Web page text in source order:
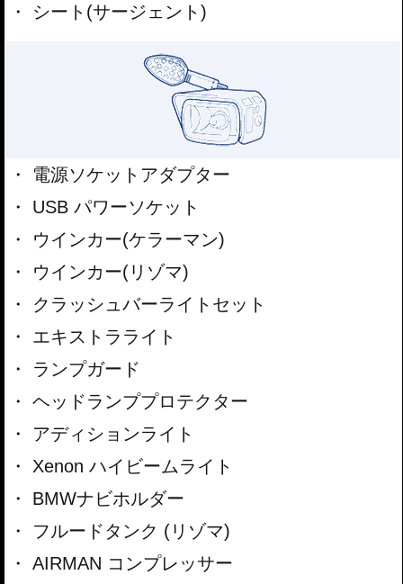
シート(サージェント)
電源ソケットアダプター
USB パワーソケット
ウインカー(ケラーマン)
ウインカー(リゾマ)
クラッシュバーライトセット
エキストラライト
ランプガード
ヘッドランププロテクター
アディションライト
Xenon ハイビームライト
BMWナビホルダー
フルードタンク (リゾマ)
AIRMAN コンプレッサー